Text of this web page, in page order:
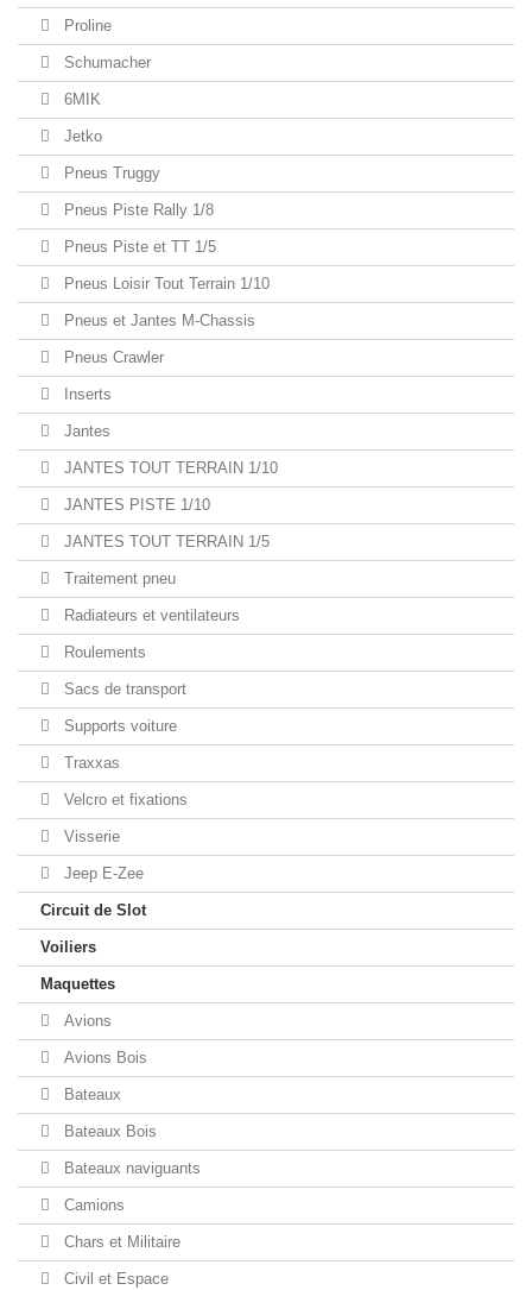
Proline
Schumacher
6MIK
Jetko
Pneus Truggy
Pneus Piste Rally 1/8
Pneus Piste et TT 1/5
Pneus Loisir Tout Terrain 1/10
Pneus et Jantes M-Chassis
Pneus Crawler
Inserts
Jantes
JANTES TOUT TERRAIN 1/10
JANTES PISTE 1/10
JANTES TOUT TERRAIN 1/5
Traitement pneu
Radiateurs et ventilateurs
Roulements
Sacs de transport
Supports voiture
Traxxas
Velcro et fixations
Visserie
Jeep E-Zee
Circuit de Slot
Voiliers
Maquettes
Avions
Avions Bois
Bateaux
Bateaux Bois
Bateaux naviguants
Camions
Chars et Militaire
Civil et Espace